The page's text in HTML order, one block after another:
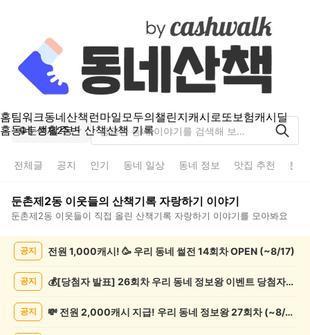
홈팀워크동네산책 런마일모두의챌린지캐시로또보험캐시딜
홈동네 생활주변 산책산책 기록
둔촌제2동
전체글 공지 인기 동네 일상 동네 정보 맛집 추천 분
둔촌제2동 이웃들의 산책기록 자랑하기 이야기
둔촌제2동 이웃들이 직접 올린 산책기록 자랑하기 이야기를 모아봐요
공지 전원 1,000캐시! 🥳 우리 동네 썰전 14회차 OPEN (~8/17)
공지 💰[당첨자 발표] 26회차 우리 동네 정보왕 이벤트 당첨자를 발표합니다!
공지 💸 전원 2,000캐시 지급! 우리 동네 정보왕 27회차 (~8/10)